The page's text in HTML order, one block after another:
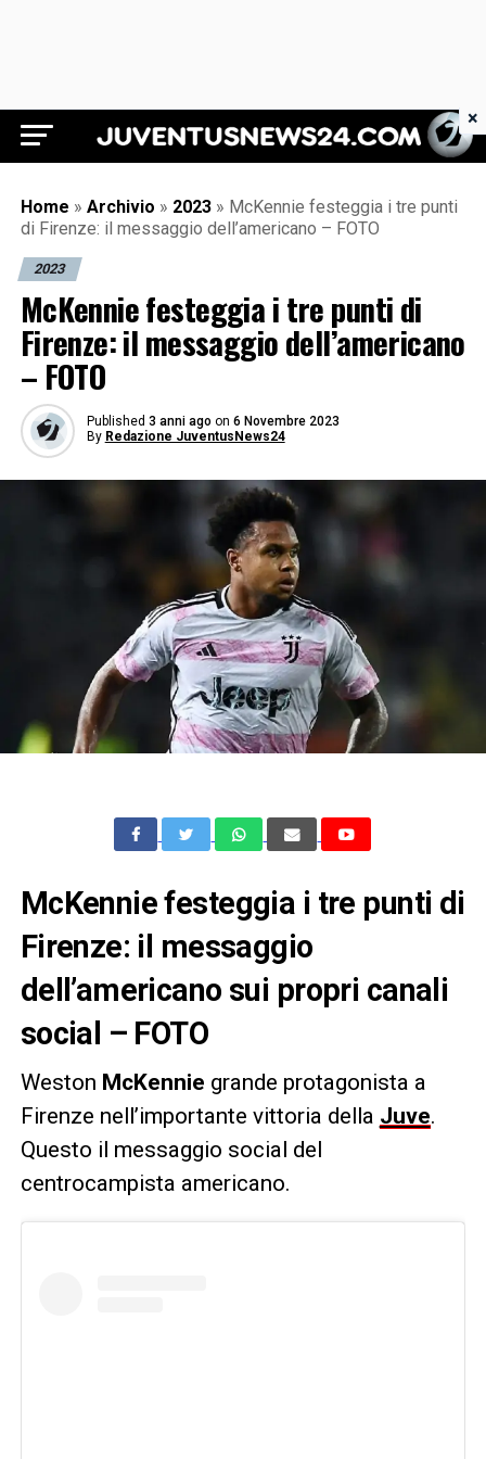
Juventus News 24
Home » Archivio » 2023 » McKennie festeggia i tre punti
di Firenze: il messaggio dell’americano – FOTO
2023
McKennie festeggia i tre punti di
Firenze: il messaggio dell’americano
– FOTO
Published 3 anni ago on 6 Novembre 2023
By Redazione JuventusNews24
McKennie festeggia i tre punti di
Firenze: il messaggio
dell’americano sui propri canali
social – FOTO
Weston McKennie grande protagonista a
Firenze nell’importante vittoria della Juve.
Questo il messaggio social del
centrocampista americano.
×